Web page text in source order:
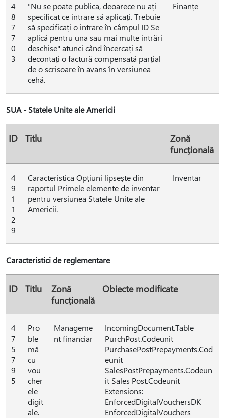
4
8
7
7
0
3
"Nu se poate publica, deoarece nu ați
specificat ce intrare să aplicați. Trebuie
să specificați o intrare în câmpul ID Se
aplică pentru una sau mai multe intrări
deschise" atunci când încercați să
decontați o factură compensată parțial
de o scrisoare în avans în versiunea
cehă.
Finanțe
SUA - Statele Unite ale Americii
ID Titlu
Zonă
funcțională
4
9
1
1
2
9
Caracteristica Opțiuni lipsește din
raportul Primele elemente de inventar
pentru versiunea Statele Unite ale
Americii.
Inventar
Caracteristici de reglementare
ID Titlu
Zonă
funcțională
Obiecte modificate
4
7
5
7
9
5
Pro
ble
mă
cu
vou
cher
ele
digit
ale.
Manageme
nt financiar
IncomingDocument.Table
PurchPost.Codeunit
PurchasePostPrepayments.Cod
eunit
SalesPostPrepayments.Codeun
it Sales Post.Codeunit
Extensions:
EnforcedDigitalVouchersDK
EnforcedDigitalVouchers